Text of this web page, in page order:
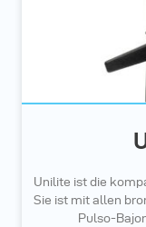
Unilite ist die
Sie ist mit allen
Pulso-